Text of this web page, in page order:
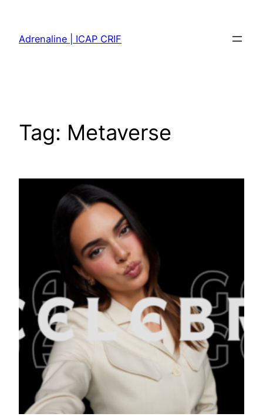
content
Adrenaline | ICAP CRIF
Tag: Metaverse